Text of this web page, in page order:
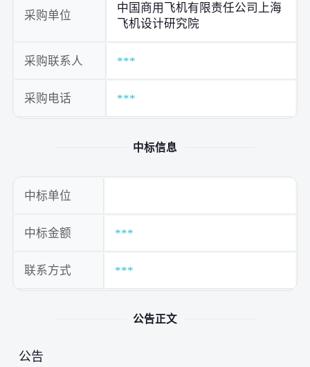
采购单位
中国商用飞机有限责任公司上海
飞机设计研究院
采购联系人 ***
采购电话 ***
中标信息
中标单位
中标金额 ***
联系方式 ***
公告正文
公告